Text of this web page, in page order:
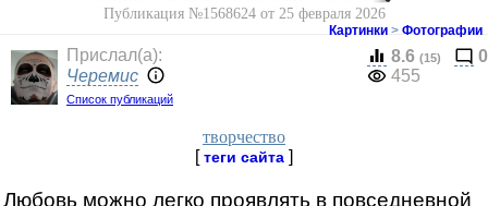
Публикация №1568624 от 25 февраля 2026
Картинки > Фотографии
Прислал(a):
Черемис
Список публикаций
8.6 (15)
0
455
творчество
[теги сайта ]
Любовь можно легко проявлять в повседневной